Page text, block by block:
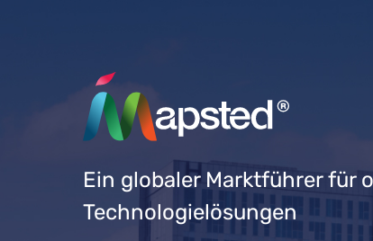
Ein globaler Marktführer für
Technologielösungen